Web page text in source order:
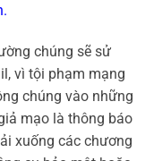
chúng sẽ sử
vì tội phạm mạng
chúng vào những
mạo là thông báo
xuống các chương